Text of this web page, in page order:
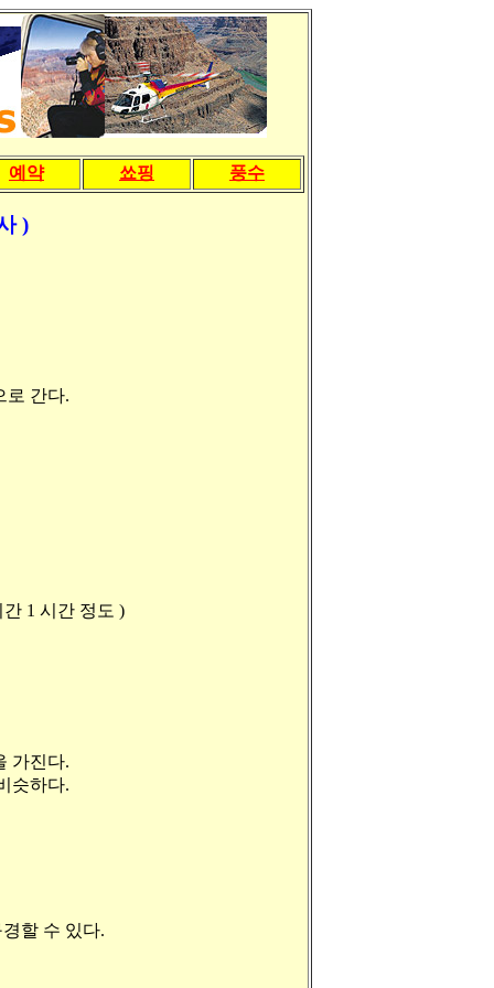
예약 쑈핑 풍수
)
로 간다.
1 시간 정도 )
가진다.
슷하다.
할 수 있다.